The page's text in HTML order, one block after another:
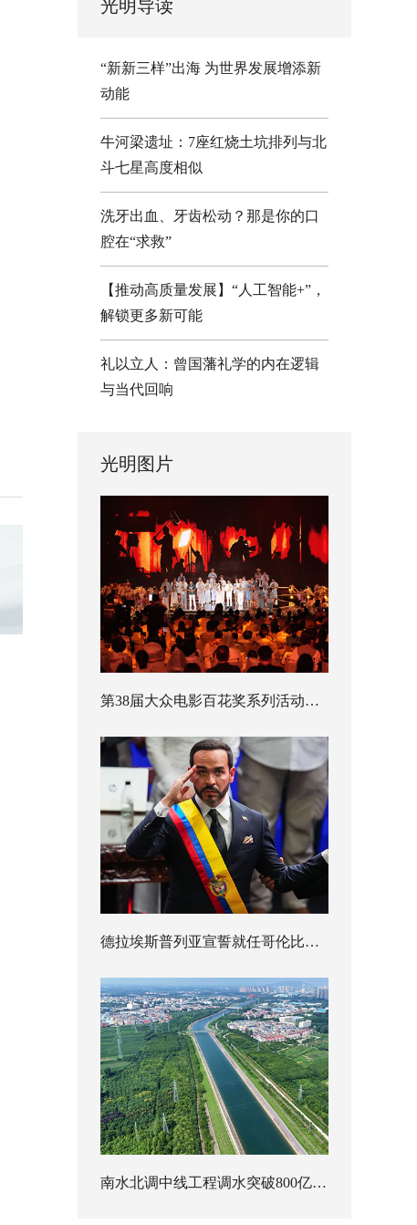
光明导读
“新新三样”出海 为世界发展增添新
动能
牛河梁遗址：7座红烧土坑排列与北
斗七星高度相似
洗牙出血、牙齿松动？那是你的口
腔在“求救”
【推动高质量发展】“人工智能+”，
解锁更多新可能
礼以立人：曾国藩礼学的内在逻辑
与当代回响
光明图片
第38届大众电影百花奖系列活动开幕
德拉埃斯普列亚宣誓就任哥伦比亚总统
南水北调中线工程调水突破800亿立方米